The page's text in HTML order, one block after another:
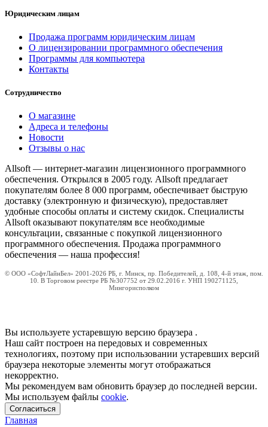
Юридическим лицам
Продажа программ юридическим лицам
О лицензировании программного обеспечения
Программы для компьютера
Контакты
Сотрудничество
О магазине
Адреса и телефоны
Новости
Отзывы о нас
Allsoft — интернет-магазин лицензионного программного
обеспечения. Открылся в 2005 году. Allsoft предлагает
покупателям более 8 000 программ, обеспечивает быструю
доставку (электронную и физическую), предоставляет
удобные способы оплаты и систему скидок. Специалисты
Allsoft оказывают покупателям все необходимые
консультации, связанные с покупкой лицензионного
программного обеспечения. Продажа программного
обеспечения — наша профессия!
© ООО «СофтЛайнБел» 2001-2026 РБ, г. Минск, пр. Победителей, д. 108, 4-й этаж, пом.
10. В Торговом реестре РБ №307752 от 29.02.2016 г. УНП 190271125,
Мингорисполком
Вы используете устаревшую версию браузера .
Наш сайт построен на передовых и современных
технологиях, поэтому при использовании устаревших версий
браузера некоторые элементы могут отображаться
некорректно.
Мы рекомендуем вам обновить браузер до последней версии.
Мы используем файлы cookie.
Согласиться
Главная